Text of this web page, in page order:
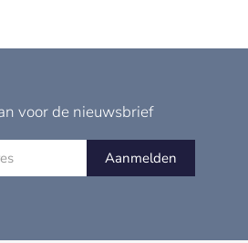
voor de nieuwsbrief
Aanmelden